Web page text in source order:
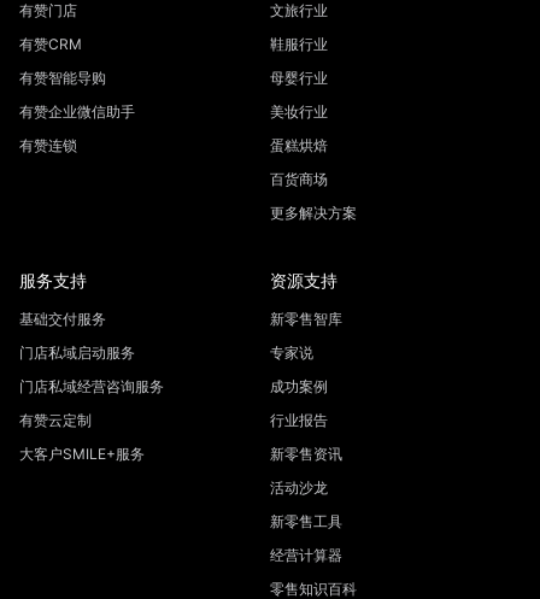
有赞门店
有赞CRM
有赞智能导购
有赞企业微信助手
有赞连锁
文旅行业
鞋服行业
母婴行业
美妆行业
蛋糕烘焙
百货商场
更多解决方案
服务支持
基础交付服务
门店私域启动服务
门店私域经营咨询服务
有赞云定制
大客户SMILE+服务
资源支持
新零售智库
专家说
成功案例
行业报告
新零售资讯
活动沙龙
新零售工具
经营计算器
零售知识百科